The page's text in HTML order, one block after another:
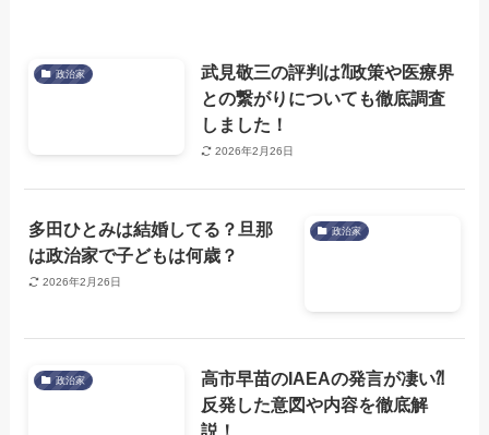
政治家
武見敬三の評判は⁈政策や医療界
との繋がりについても徹底調査
しました！
2026年2月26日
政治家
多田ひとみは結婚してる？旦那
は政治家で子どもは何歳？
2026年2月26日
政治家
高市早苗のIAEAの発言が凄い⁈
反発した意図や内容を徹底解
説！